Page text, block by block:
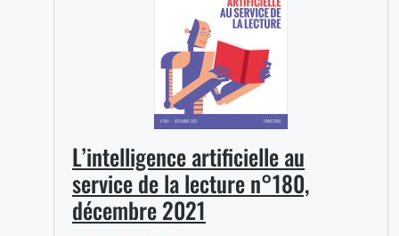
L’intelligence artificielle au
service de la lecture n°180,
décembre 2021